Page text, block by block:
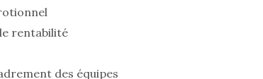
rentabilité
des équipes